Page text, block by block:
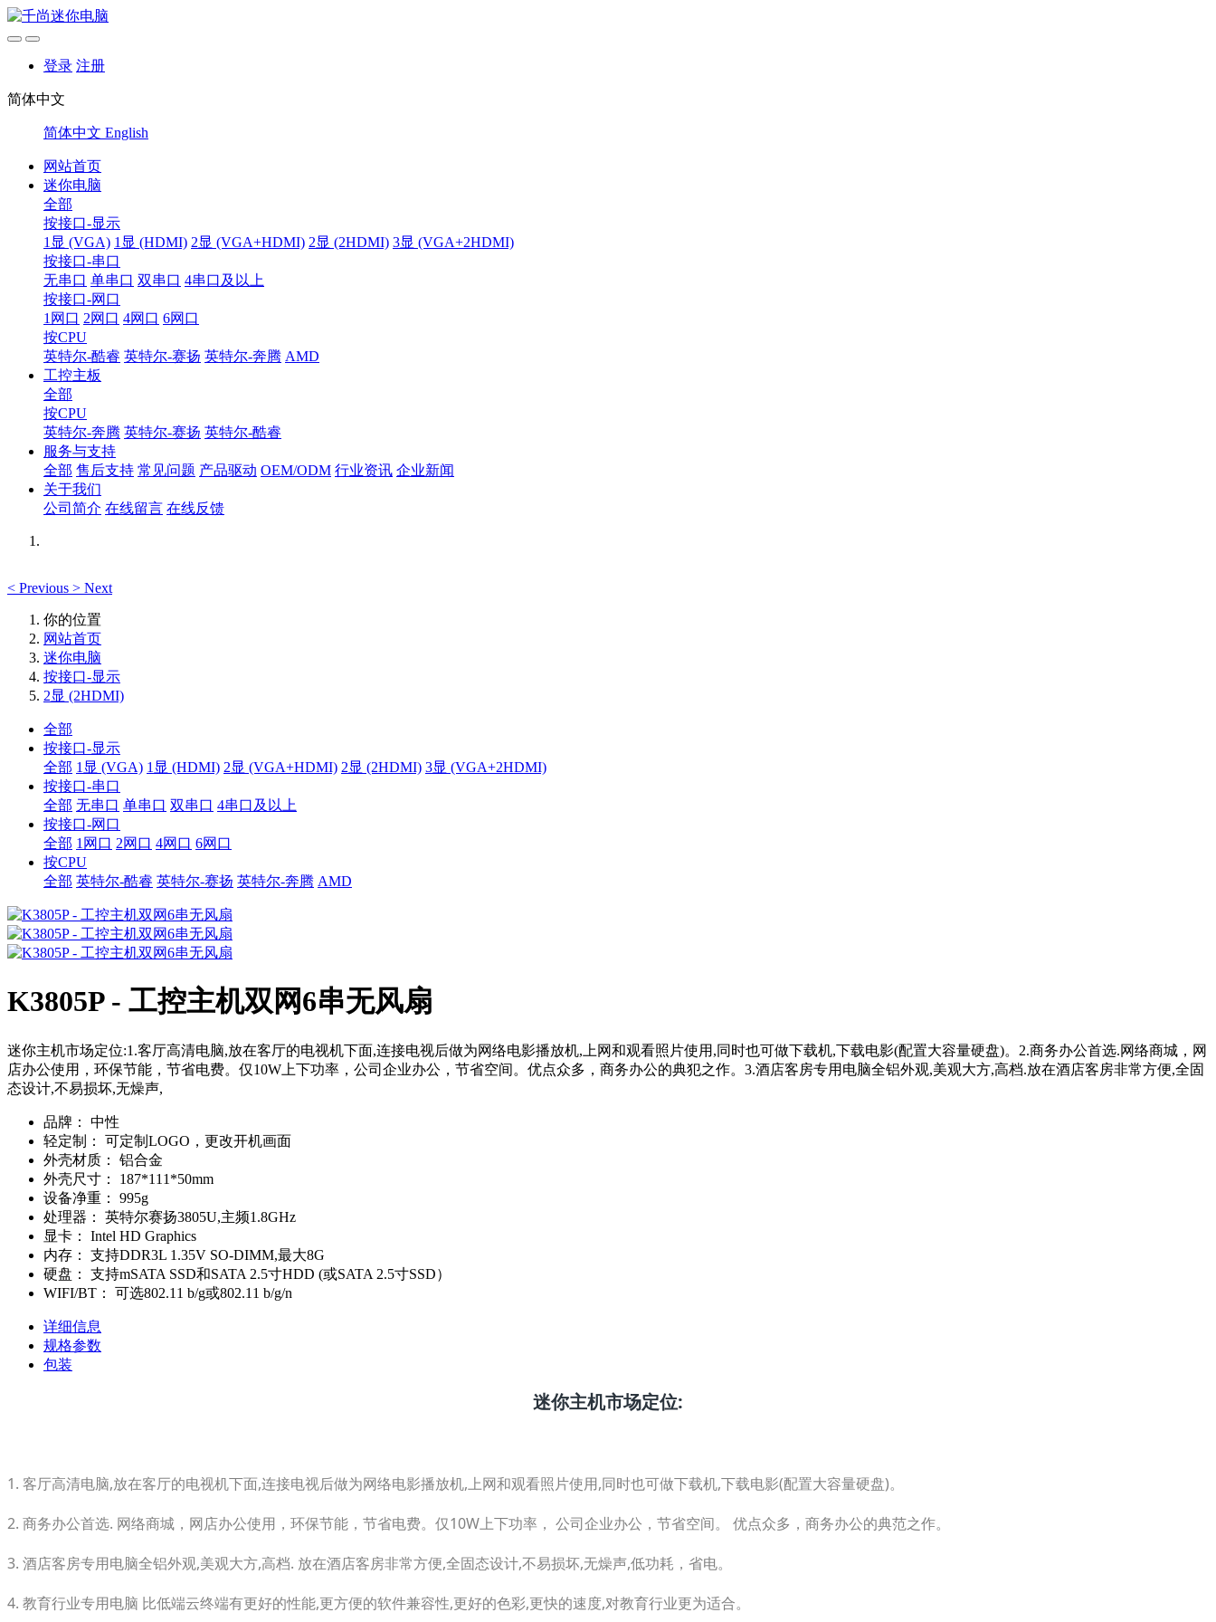
登录 注册
简体中文
简体中文 English
网站首页
迷你电脑
全部
按接口-显示
1显 (VGA) 1显 (HDMI) 2显 (VGA+HDMI) 2显 (2HDMI) 3显 (VGA+2HDMI)
按接口-串口
无串口 单串口 双串口 4串口及以上
按接口-网口
1网口 2网口 4网口 6网口
按CPU
英特尔-酷睿 英特尔-赛扬 英特尔-奔腾 AMD
工控主板
全部
按CPU
英特尔-奔腾 英特尔-赛扬 英特尔-酷睿
服务与支持
全部 售后支持 常见问题 产品驱动 OEM/ODM 行业资讯 企业新闻
关于我们
公司简介 在线留言 在线反馈
< Previous > Next
你的位置
网站首页
迷你电脑
按接口-显示
2显 (2HDMI)
全部
按接口-显示
全部 1显 (VGA) 1显 (HDMI) 2显 (VGA+HDMI) 2显 (2HDMI) 3显 (VGA+2HDMI)
按接口-串口
全部 无串口 单串口 双串口 4串口及以上
按接口-网口
全部 1网口 2网口 4网口 6网口
按CPU
全部 英特尔-酷睿 英特尔-赛扬 英特尔-奔腾 AMD
K3805P - 工控主机双网6串无风扇
迷你主机市场定位:1.客厅高清电脑,放在客厅的电视机下面,连接电视后做为网络电影播放机,上网和观看照片使用,同时也可做下载机,下载电影(配置大容量硬盘)。2.商务办公首选.网络商城，网
店办公使用，环保节能，节省电费。仅10W上下功率，公司企业办公，节省空间。优点众多，商务办公的典犯之作。3.酒店客房专用电脑全铝外观,美观大方,高档.放在酒店客房非常方便,全固
态设计,不易损坏,无燥声,
品牌：
中性
轻定制：
可定制LOGO，更改开机画面
外壳材质：
铝合金
外壳尺寸：
187*111*50mm
设备净重：
995g
处理器：
英特尔赛扬3805U,主频1.8GHz
显卡：
Intel HD Graphics
内存：
支持DDR3L 1.35V SO-DIMM,最大8G
硬盘：
支持mSATA SSD和SATA 2.5寸HDD (或SATA 2.5寸SSD）
WIFI/BT：
可选802.11 b/g或802.11 b/g/n
详细信息
规格参数
包装
迷你主机市场定位:
1. 客厅高清电脑,放在客厅的电视机下面,连接电视后做为网络电影播放机,上网和观看照片使用,同时也可做下载机,下载电影(配置大容量硬盘)。
2. 商务办公首选. 网络商城，网店办公使用，环保节能，节省电费。仅10W上下功率， 公司企业办公，节省空间。 优点众多，商务办公的典范之作。
3. 酒店客房专用电脑全铝外观,美观大方,高档. 放在酒店客房非常方便,全固态设计,不易损坏,无燥声,低功耗，省电。
4. 教育行业专用电脑 比低端云终端有更好的性能,更方便的软件兼容性,更好的色彩,更快的速度,对教育行业更为适合。